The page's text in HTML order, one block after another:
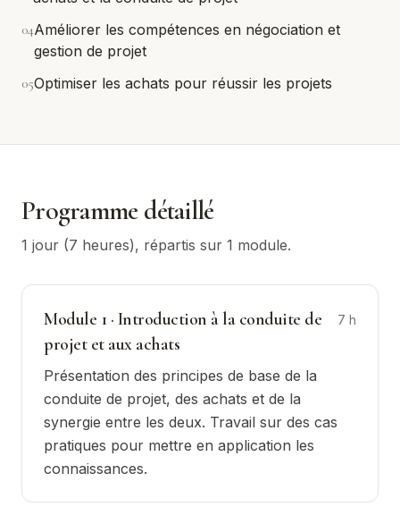
04Améliorer les compétences en négociation et
gestion de projet
05Optimiser les achats pour réussir les projets
Programme détaillé
1 jour (7 heures), répartis sur 1 module.
Module 1· Introduction à la conduite de
projet et aux achats
7 h
Présentation des principes de base de la
conduite de projet, des achats et de la
synergie entre les deux. Travail sur des cas
pratiques pour mettre en application les
connaissances.